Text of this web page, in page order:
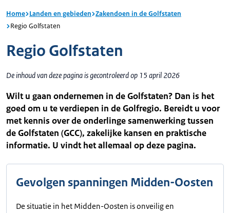
Home Landen en gebieden Zakendoen in de Golfstaten
Regio Golfstaten
Regio Golfstaten
De inhoud van deze pagina is gecontroleerd op 15 april 2026
Wilt u gaan ondernemen in de Golfstaten? Dan is het
goed om u te verdiepen in de Golfregio. Bereidt u voor
met kennis over de onderlinge samenwerking tussen
de Golfstaten (GCC), zakelijke kansen en praktische
informatie. U vindt het allemaal op deze pagina.
Gevolgen spanningen Midden-Oosten
De situatie in het Midden-Oosten is onveilig en